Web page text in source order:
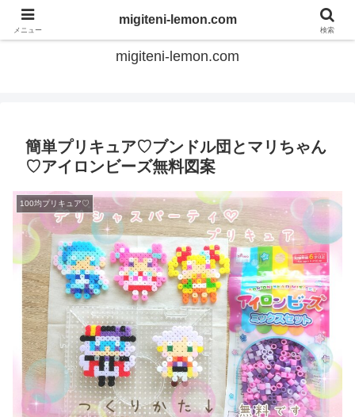
てのひらアイロンビーズ
migiteni-lemon.com
簡単プリキュア♡ブンドル団とマリちゃん
♡アイロンビーズ無料図案
100均プリキュア♡
メニュー
migiteni-lemon.com
検索